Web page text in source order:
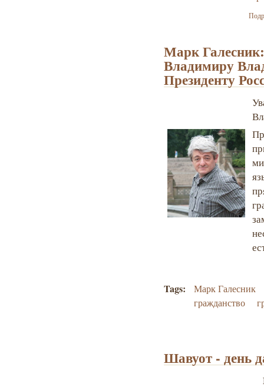
Марк
Владимиру
Президенту
Tags:
Марк Галесник
гражданство
Шавуот - день